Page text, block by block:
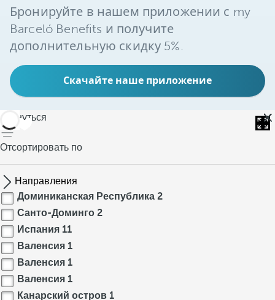
Бронируйте в нашем приложении с my
Barceló Benefits и получите
дополнительную скидку 5%.
Скачайте наше приложение
вернуться
Отсортировать по
Направления
Доминиканская Республика 2
Санто-Доминго 2
Испания 11
Валенсия 1
Валенсия 1
Валенсия 1
Канарский остров 1